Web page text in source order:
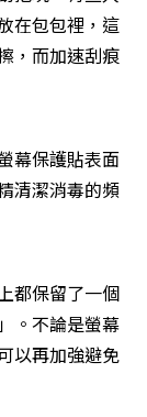
在包包裡，這
，而加速刮痕
幕保護貼表面
清潔消毒的頻
都保留了一個
。不論是螢幕
以再加強避免